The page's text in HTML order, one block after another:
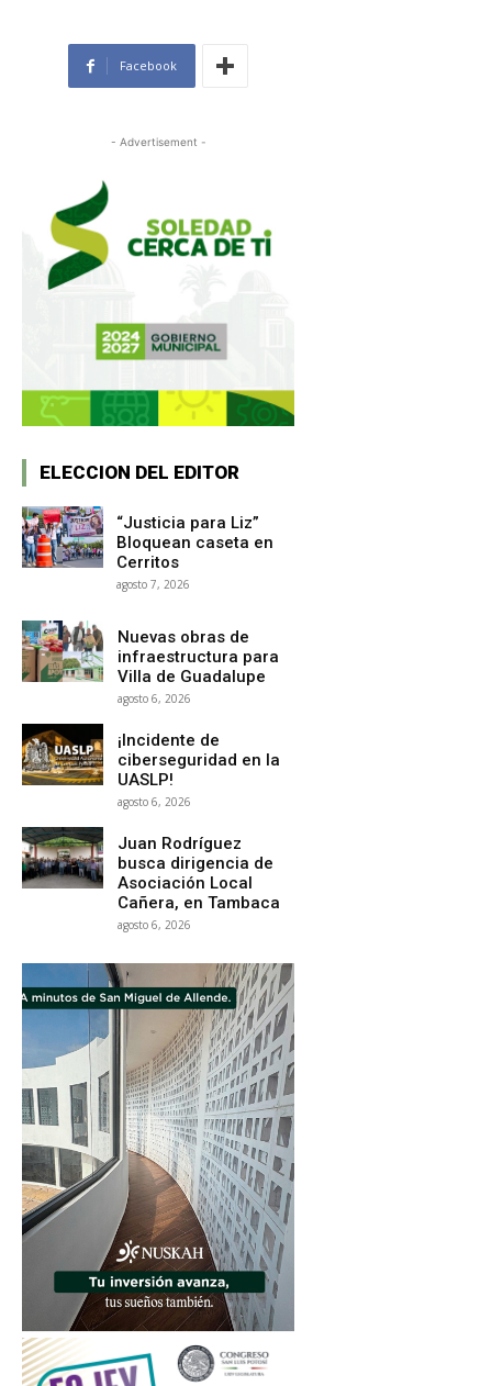
Facebook
- Advertisement -
ELECCION DEL EDITOR
“Justicia para Liz”
Bloquean caseta en
Cerritos
agosto 7, 2026
Nuevas obras de
infraestructura para
Villa de Guadalupe
agosto 6, 2026
¡Incidente de
ciberseguridad en la
UASLP!
agosto 6, 2026
Juan Rodríguez
busca dirigencia de
Asociación Local
Cañera, en Tambaca
agosto 6, 2026